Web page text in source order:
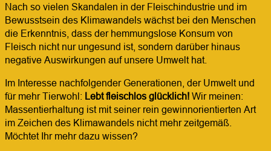
Nach so vielen Skandalen in der Fleischindustrie und im
Bewusstsein des Klimawandels wächst bei den Menschen
die Erkenntnis, dass der hemmungslose Konsum von
Fleisch nicht nur ungesund ist, sondern darüber hinaus
negative Auswirkungen auf unsere Umwelt hat.
Im Interesse nachfolgender Generationen, der Umwelt und
für mehr Tierwohl: Lebt fleischlos glücklich! Wir meinen:
Massentierhaltung ist mit seiner rein gewinnorientierten Art
im Zeichen des Klimawandels nicht mehr zeitgemäß.
Möchtet Ihr mehr dazu wissen?